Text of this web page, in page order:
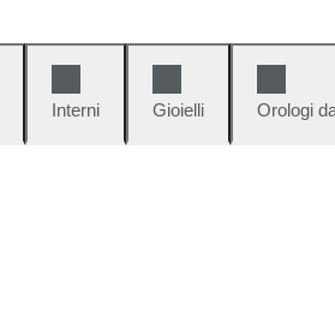
Interni Gioielli Orologi